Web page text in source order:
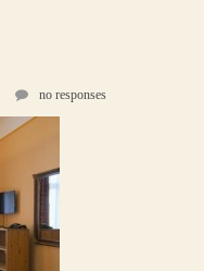
no responses